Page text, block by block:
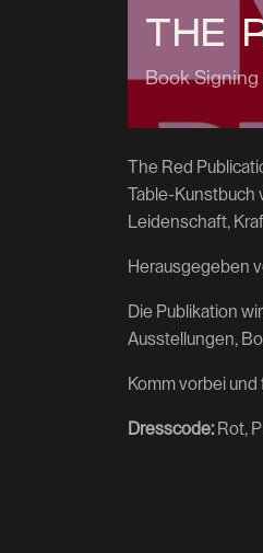
THE
Book Signing
The Red
Table-Kunstbuch
Leidenschaft,
Herausgegeben
Die Publikation
Ausstellungen,
Komm vorbei und
Dresscode: Rot,